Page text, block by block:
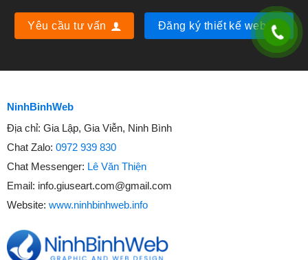
Yêu cầu tư vấn Đăng ký thiết kế web
NinhBinhWeb
Địa chỉ: Gia Lập, Gia Viễn, Ninh Bình
Chat Zalo: 0972 939 830
Chat Messenger: Lê Văn Thiện
Email: info.giuseart.com@gmail.com
Website: www.ninhbinhweb.info